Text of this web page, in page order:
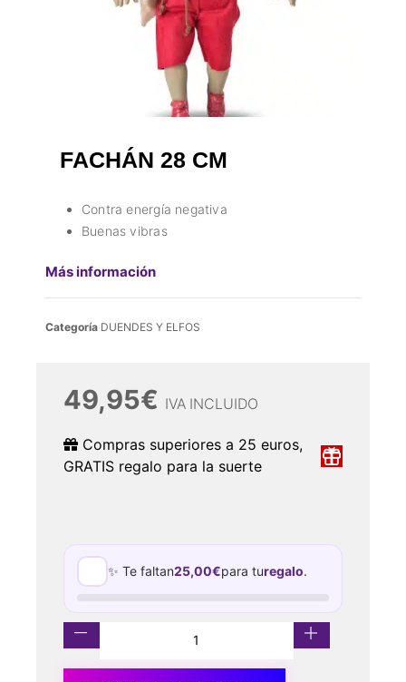
FACHÁN 28 CM
Contra energía negativa
Buenas vibras
Más información
Categoría DUENDES Y ELFOS
49,95€ IVA INCLUIDO
Compras superiores a 25 euros,
GRATIS regalo para la suerte
✨ Te faltan25,00€para turegalo.